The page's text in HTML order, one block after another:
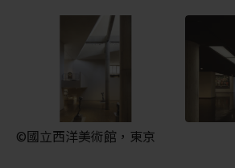
©國立西洋美術館，東京